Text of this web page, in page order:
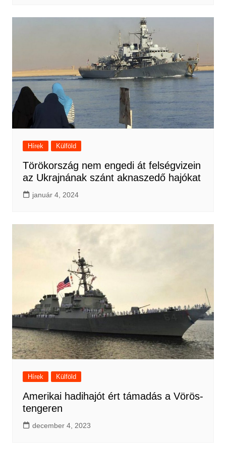
Hírek Külföld
Törökország nem engedi át felségvizein
az Ukrajnának szánt aknaszedő hajókat
január 4, 2024
Hírek Külföld
Amerikai hadihajót ért támadás a Vörös-
tengeren
december 4, 2023